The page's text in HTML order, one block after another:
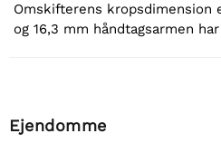
Omskifterens kropsdimension
og 16,3 mm håndtagsarmen
Ejendomme